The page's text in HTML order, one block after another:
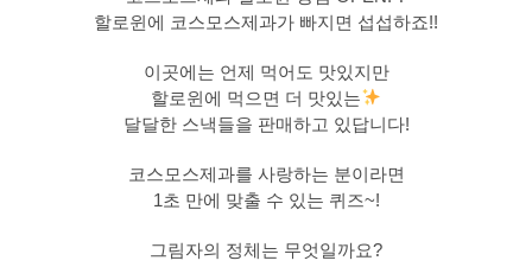
할로윈에 코스모스제과가 빠지면 섭섭하죠!!
이곳에는 언제 먹어도 맛있지만
할로윈에 먹으면 더 맛있는
달달한 스낵들을 판매하고 있답니다!
코스모스제과를 사랑하는 분이라면
1초 만에 맞출 수 있는 퀴즈~!
그림자의 정체는 무엇일까요?